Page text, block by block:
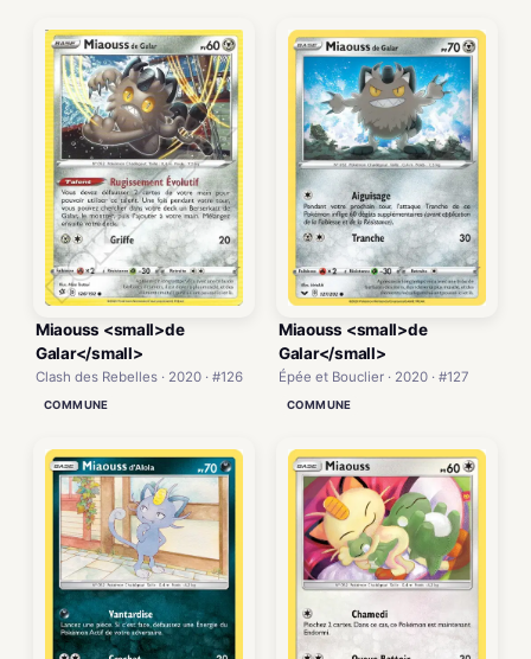
Miaouss <small>de
Galar</small>
Clash des Rebelles · 2020 · #126
COMMUNE
Miaouss <small>de
Galar</small>
Épée et Bouclier · 2020 · #127
COMMUNE